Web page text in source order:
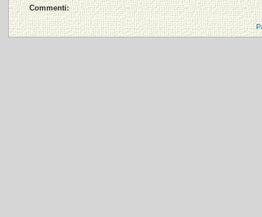
Commenti: